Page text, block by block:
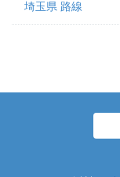
埼玉県 路線